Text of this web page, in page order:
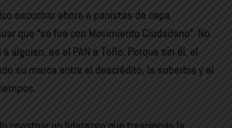
escuchar ahora a panistas de cepa
que “se fue con Movimiento Ciudadano”. No.
alguien, es el PAN a Toño. Porque sin él, el
su marca entre el descrédito, la soberbia y el